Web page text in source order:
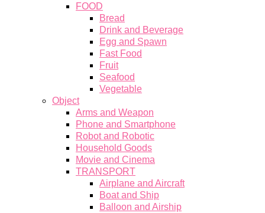
FOOD
Bread
Drink and Beverage
Egg and Spawn
Fast Food
Fruit
Seafood
Vegetable
Object
Arms and Weapon
Phone and Smartphone
Robot and Robotic
Household Goods
Movie and Cinema
TRANSPORT
Airplane and Aircraft
Boat and Ship
Balloon and Airship